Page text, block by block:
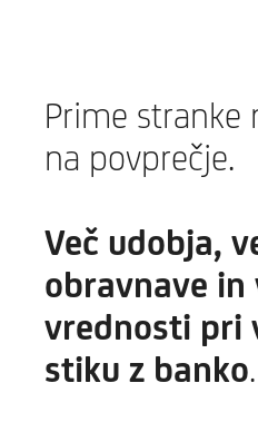
Prime stranke
na povprečje.
Več udobja,
obravnave in
vrednosti pri
stiku z banko.